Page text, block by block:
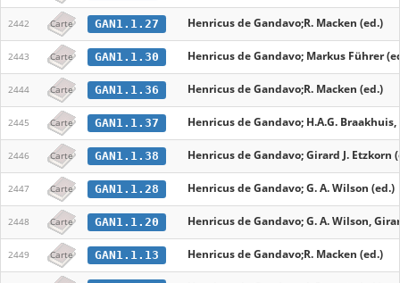
2442 Carte GAN1.1.27 Henricus de Gandavo;R. Macken (ed.)
2443 Carte GAN1.1.30 Henricus de Gandavo; Markus Führer
2444 Carte GAN1.1.36 Henricus de Gandavo;R. Macken (ed.)
2445 Carte GAN1.1.37 Henricus de Gandavo; H.A.G.
2446 Carte GAN1.1.38 Henricus de Gandavo; Girard J. Etzkorn
2447 Carte GAN1.1.28 Henricus de Gandavo; G. A. Wilson (ed.)
2448 Carte GAN1.1.20 Henricus de Gandavo; G. A. Wilson,
2449 Carte GAN1.1.13 Henricus de Gandavo;R. Macken (ed.)